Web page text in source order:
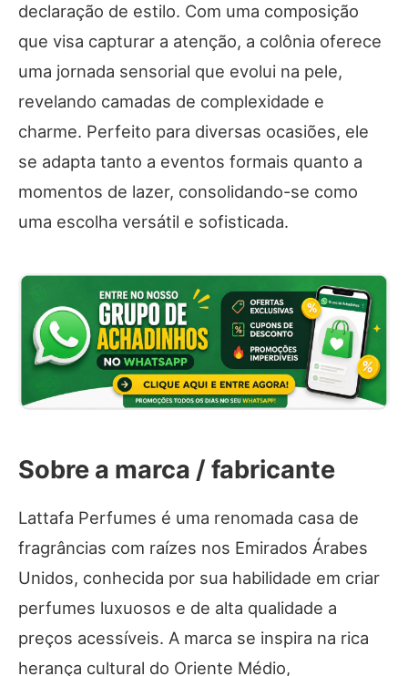
declaração de estilo. Com uma composição
que visa capturar a atenção, a colônia oferece
uma jornada sensorial que evolui na pele,
revelando camadas de complexidade e
charme. Perfeito para diversas ocasiões, ele
se adapta tanto a eventos formais quanto a
momentos de lazer, consolidando-se como
uma escolha versátil e sofisticada.
Sobre a marca / fabricante
Lattafa Perfumes é uma renomada casa de
fragrâncias com raízes nos Emirados Árabes
Unidos, conhecida por sua habilidade em criar
perfumes luxuosos e de alta qualidade a
preços acessíveis. A marca se inspira na rica
herança cultural do Oriente Médio,